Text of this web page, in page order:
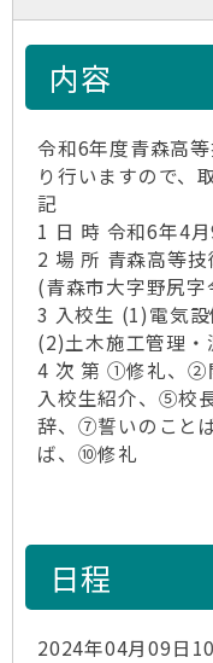
内容
令和6年度青森高
り行いますので、
記
1 日 時 令和6年4
2 場 所 青森高等
(青森市大字野尻
3 入校生 (1)電気
(2)土木施工管理・
4 次 第 ①修礼、②
入校生紹介、⑤校
辞、⑦誓いのこと
ば、⑩修礼
日程
2024年04月09日